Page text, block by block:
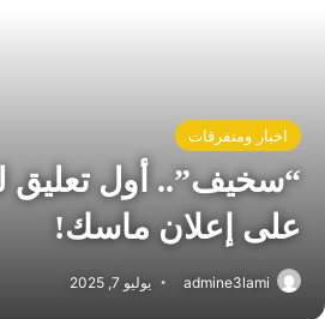
اخبار ومتفرقات
“سخيف”.. أول تعليق
على إعلان ماسك!
admine3lami يوليو 7, 2025